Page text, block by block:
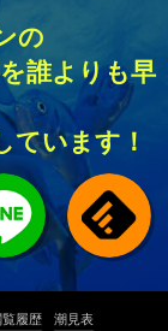
の
誰よりも早
ています！
覧履歴 潮見表